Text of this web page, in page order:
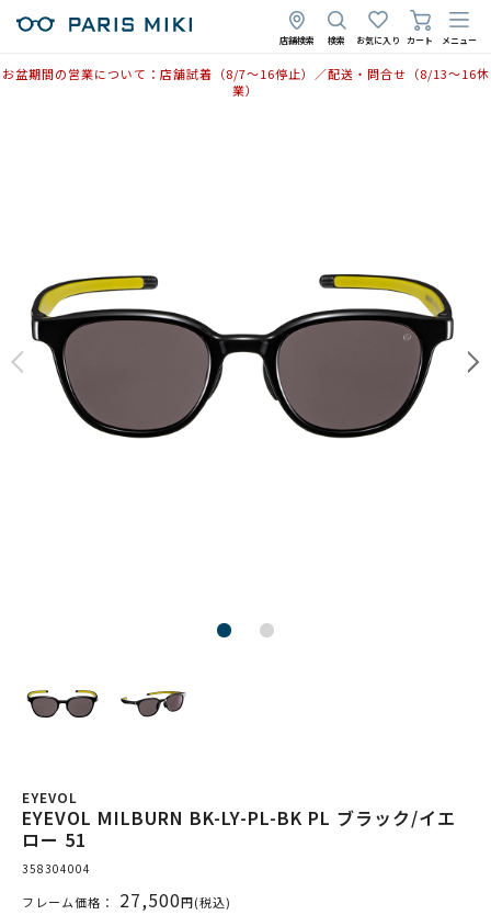
店舗検索 検索 お気に入り カート メニュー
お盆期間の営業について：店舗試着（8/7〜16停止）／配送・問合せ（8/13〜16休
業）
EYEVOL
EYEVOL MILBURN BK-LY-PL-BK PL ブラック/イエ
ロー 51
358304004
フレーム価格： 27,500円(税込)